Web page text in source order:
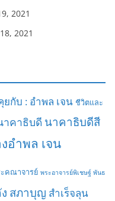
2021
2021
ยกับ : อำพล เจน ชีวิตและ
าคาธิบดี นาคาธิบดีสี
อำพล เจน
คณาจารย์ พระอาจารย์พิเชษฐ์ พันธ
สภาบุญ สำเร็จลุน